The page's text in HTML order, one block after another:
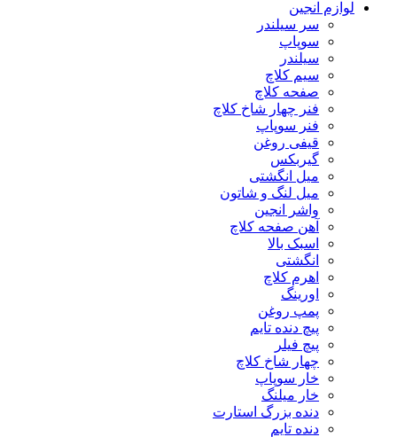
لوازم انجین
سر سیلندر
سوپاپ
سیلندر
سیم کلاچ
صفحه کلاچ
فنر چهار شاخ کلاچ
فنر سوپاپ
قیفی روغن
گیربکس
میل انگشتی
میل لنگ و شاتون
واشر انجین
آهن صفحه کلاچ
اسبک بالا
انگشتی
اهرم کلاچ
اورینگ
پمپ روغن
پیچ دنده تایم
پیچ فیلر
چهار شاخ کلاچ
خار سوپاپ
خار میلنگ
دنده بزرگ استارت
دنده تایم